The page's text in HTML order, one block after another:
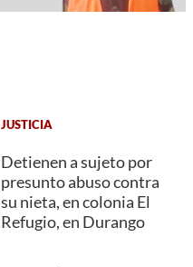
JUSTICIA
Detienen a sujeto por
presunto abuso contra
su nieta, en colonia El
Refugio, en Durango